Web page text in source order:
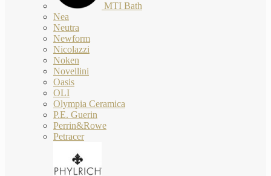
MTI Bath
Nea
Neutra
Newform
Nicolazzi
Noken
Novellini
Oasis
OLI
Olympia Ceramica
P.E. Guerin
Perrin&Rowe
Petracer